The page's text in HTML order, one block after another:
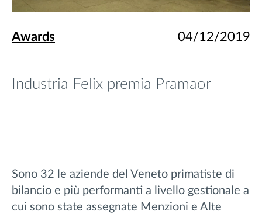
Awards 04/12/2019
Industria Felix premia Pramaor
Sono 32 le aziende del Veneto primatiste di
bilancio e più performanti a livello gestionale a
cui sono state assegnate Menzioni e Alte